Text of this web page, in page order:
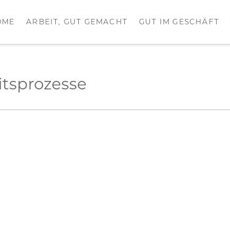
ARBEIT, GUT GEMACHT GUT IM GESCHÄFT